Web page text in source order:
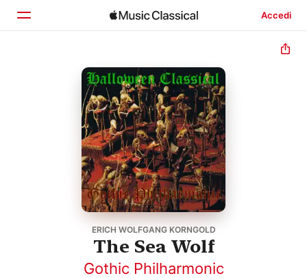
Accedi
ERICH WOLFGANG KORNGOLD
The Sea Wolf
Gothic Philharmonic